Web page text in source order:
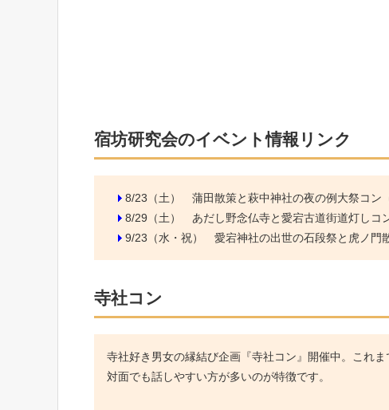
宿坊研究会のイベント情報リンク
8/23（土） 蒲田散策と萩中神社の夜の例大祭コン
8/29（土） あだし野念仏寺と愛宕古道街道灯しコ
9/23（水・祝） 愛宕神社の出世の石段祭と虎ノ門
寺社コン
寺社好き男女の縁結び企画『寺社コン』開催中。これ
対面でも話しやすい方が多いのが特徴です。